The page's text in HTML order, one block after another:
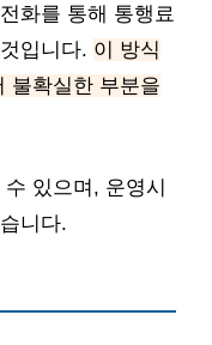
화를 통해 통행료
입니다. 이 방식
불확실한 부분을
있으며, 운영시
니다.